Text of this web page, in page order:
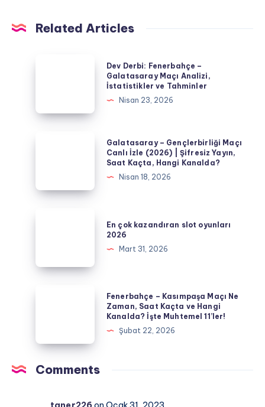
Related Articles
Galatasaray
Tahminler
Dev Derbi: Fenerbahçe –
Galatasaray Maçı Analizi,
İstatistikler ve Tahminler
Nisan 23, 2026
Canlı
Yayın,
Galatasaray – Gençlerbirliği Maçı
Canlı İzle (2026) | Şifresiz Yayın,
Saat Kaçta, Hangi Kanalda?
Nisan 18, 2026
oyunları
En çok kazandıran slot oyunları
2026
Mart 31, 2026
Ne
Zaman,
Fenerbahçe – Kasımpaşa Maçı Ne
Zaman, Saat Kaçta ve Hangi
Kanalda? İşte Muhtemel 11’ler!
Şubat 22, 2026
Comments